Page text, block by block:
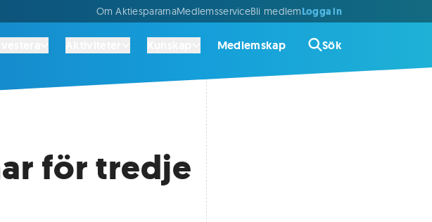
Om AktiespararnaMedlemsserviceBli medlemLogga in
Medlemskap Sök
för tredje